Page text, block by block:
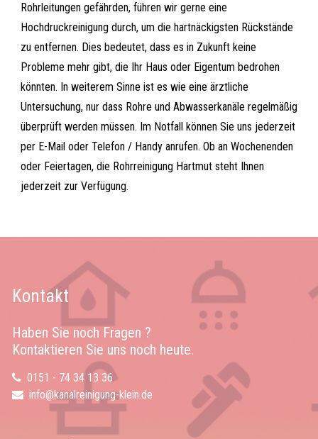
Rohrleitungen gefährden, führen wir gerne eine
Hochdruckreinigung durch, um die hartnäckigsten Rückstände
zu entfernen. Dies bedeutet, dass es in Zukunft keine
Probleme mehr gibt, die Ihr Haus oder Eigentum bedrohen
könnten. In weiterem Sinne ist es wie eine ärztliche
Untersuchung, nur dass Rohre und Abwasserkanäle regelmäßig
überprüft werden müssen. Im Notfall können Sie uns jederzeit
per E-Mail oder Telefon / Handy anrufen. Ob an Wochenenden
oder Feiertagen, die Rohrreinigung Hartmut steht Ihnen
jederzeit zur Verfügung.
Kontakt
Haben Sie noch Fragen ?
Kontaktieren Sie uns noch heute.
0151 - 74 34 13 36
info@kanalreinigung-klein.de